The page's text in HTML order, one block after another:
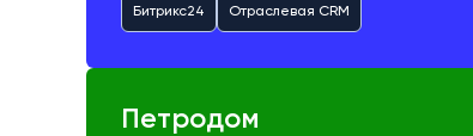
Битрикс24 Отраслевая CRM
Петродом